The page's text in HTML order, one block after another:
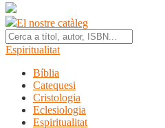
El nostre catàleg
Espiritualitat
Bíblia
Catequesi
Cristologia
Eclesiologia
Espiritualitat